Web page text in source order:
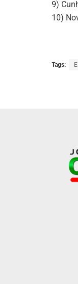
9)
10)
Tags: